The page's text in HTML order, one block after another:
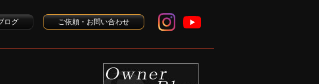
ログ ご依頼・お問い合わせ